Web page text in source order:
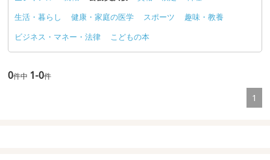
生活・暮らし
健康・家庭の医学 スポーツ
趣味・教養
ビジネス・マネー・法律
こどもの本
0件中 1-0件
1